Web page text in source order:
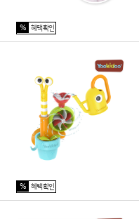
% 혜택확인
% 혜택확인